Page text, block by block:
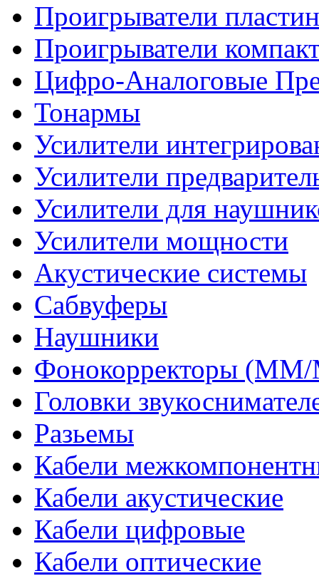
Проигрыватели
Проигрыватели
Цифро-Аналоговые
Тонармы
Усилители
Усилители
Усилители для
Усилители мощности
Акустические системы
Сабвуферы
Наушники
Фонокорректоры
Головки
Разьемы
Кабели
Кабели акустические
Кабели цифровые
Кабели оптические